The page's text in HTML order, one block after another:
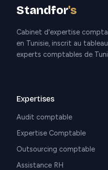
Standfor's
Cabinet d'expertise
en Tunisie, inscrit au
experts comptables de
Expertises
Audit comptable
Expertise Comptable
Outsourcing comptable
Assistance RH